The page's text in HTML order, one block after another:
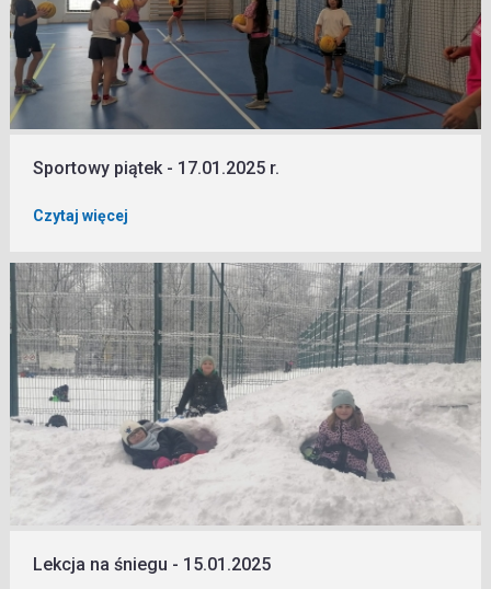
Sportowy piątek - 17.01.2025 r.
Czytaj więcej
Lekcja na śniegu - 15.01.2025